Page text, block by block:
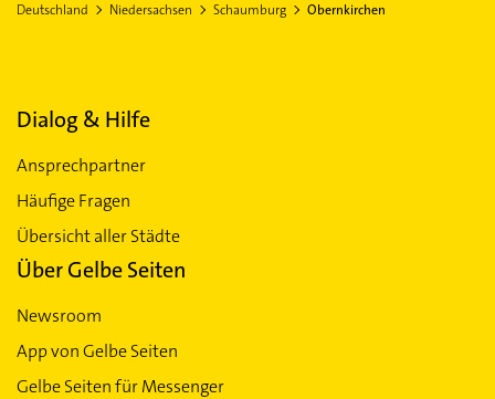
Deutschland Niedersachsen Schaumburg Obernkirchen
Dialog & Hilfe
Ansprechpartner
Häufige Fragen
Übersicht aller Städte
Über Gelbe Seiten
Newsroom
App von Gelbe Seiten
Gelbe Seiten für Messenger